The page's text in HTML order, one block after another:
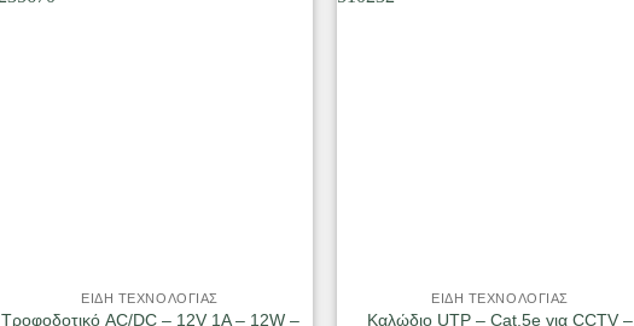
ΕΙΔΗ ΤΕΧΝΟΛΟΓΙΑΣ
Τροφοδοτικό AC/DC – 12V 1A – 12W –
ΕΙΔΗ ΤΕΧΝΟΛΟΓΙΑΣ
Καλώδιο UTP – Cat.5e για CCTV –